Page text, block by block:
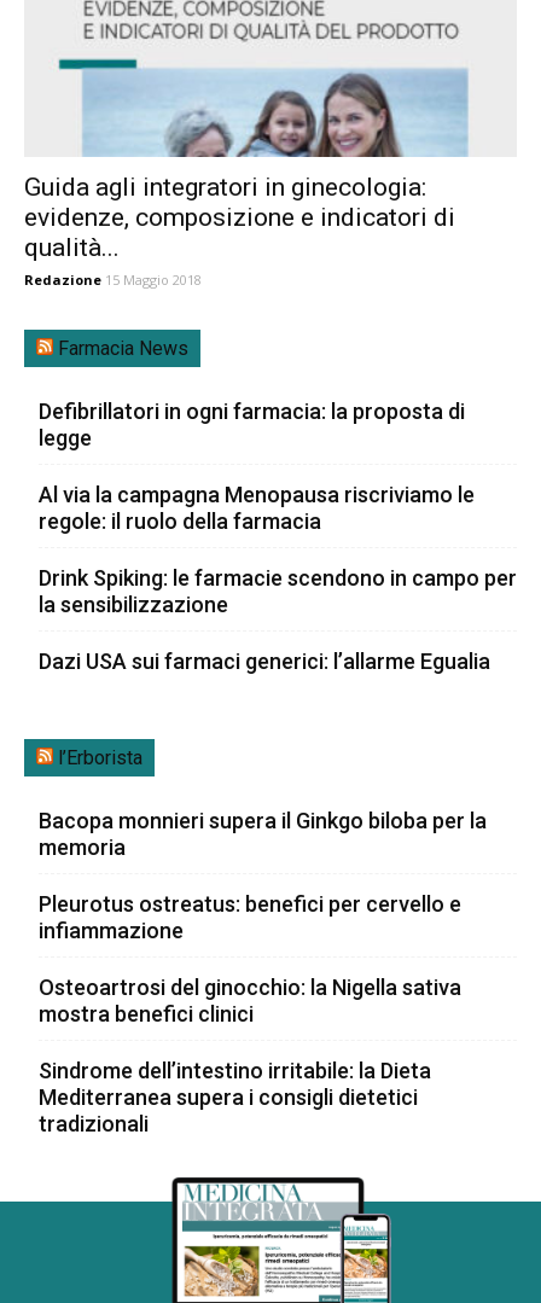
Guida agli integratori in ginecologia:
evidenze, composizione e indicatori di
qualità...
Redazione 15 Maggio 2018
Farmacia News
Defibrillatori in ogni farmacia: la proposta di
legge
Al via la campagna Menopausa riscriviamo le
regole: il ruolo della farmacia
Drink Spiking: le farmacie scendono in campo per
la sensibilizzazione
Dazi USA sui farmaci generici: l’allarme Egualia
l’Erborista
Bacopa monnieri supera il Ginkgo biloba per la
memoria
Pleurotus ostreatus: benefici per cervello e
infiammazione
Osteoartrosi del ginocchio: la Nigella sativa
mostra benefici clinici
Sindrome dell’intestino irritabile: la Dieta
Mediterranea supera i consigli dietetici
tradizionali